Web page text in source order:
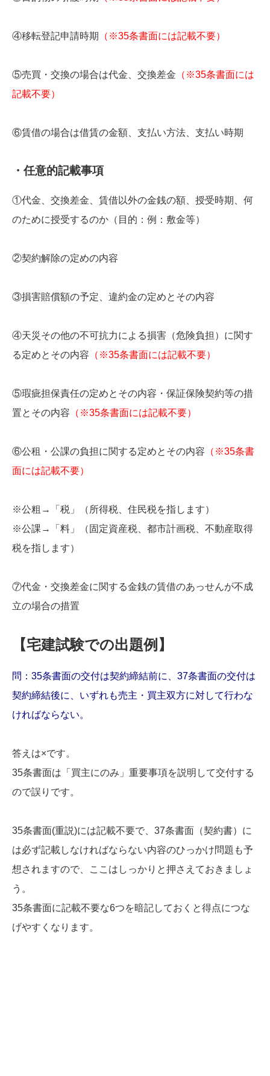
④移転登記申請時期 （※35条書面には記載不要）
⑤売買・交換の場合は代金、交換差金 （※35条書面には
記載不要）
⑥賃借の場合は借賃の金額、支払い方法、支払い時期
・任意的記載事項
①代金、交換差金、賃借以外の金銭の額、授受時期、何
のために授受するのか（目的：例：敷金等）
②契約解除の定めの内容
③損害賠償額の予定、違約金の定めとその内容
④天災その他の不可抗力による損害（危険負担）に関す
る定めとその内容 （※35条書面には記載不要）
⑤瑕疵担保責任の定めとその内容・保証保険契約等の措
置とその内容 （※35条書面には記載不要）
⑥公租・公課の負担に関する定めとその内容 （※35条書
面には記載不要）
※公粗→「税」（所得税、住民税を指します）
※公課→「料」（固定資産税、都市計画税、不動産取得
税を指します）
⑦代金・交換差金に関する金銭の賃借のあっせんが不成
立の場合の措置
【宅建試験での出題例】
問：35条書面の交付は契約締結前に、37条書面の交付は
契約締結後に、いずれも売主・買主双方に対して行わな
ければならない。
答えは×です。
35条書面は「買主にのみ」重要事項を説明して交付する
ので誤りです。
35条書面(重説)には記載不要で、37条書面（契約書）に
は必ず記載しなければならない内容のひっかけ問題も予
想されますので、ここはしっかりと押さえておきましょ
う。
35条書面に記載不要な6つを暗記しておくと得点につな
げやすくなります。